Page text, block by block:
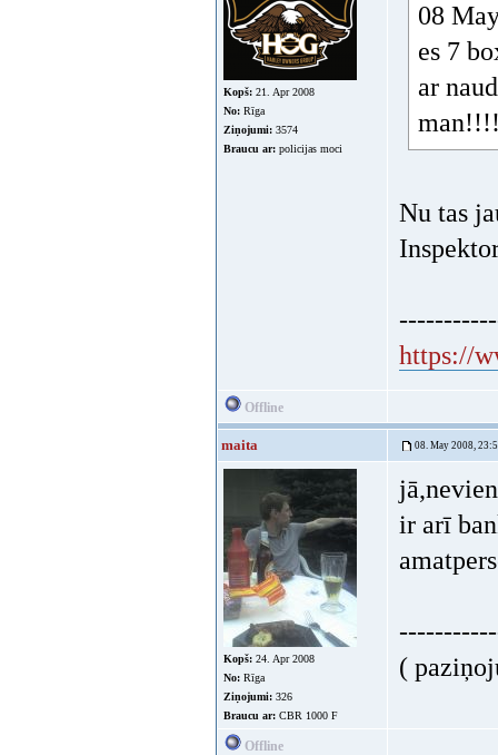
Kopš: 21. Apr 2008
No: Rīga
Ziņojumi: 3574
Braucu ar: policijas moci
08
es 7
ar
Nu tas
https://
Offline
maita 08. May 2008,
Kopš: 24. Apr 2008
No: Rīga
Ziņojumi: 326
Braucu ar: CBR 1000 F
ir arī
(
Offline